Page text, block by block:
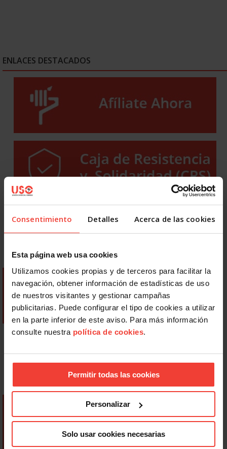
Consentimiento Detalles Acerca de las cookies
Esta página web usa cookies
Utilizamos cookies propias y de terceros para facilitar la
navegación, obtener información de estadísticas de uso
de nuestros visitantes y gestionar campañas
publicitarias. Puede configurar el tipo de cookies a utilizar
en la parte inferior de este aviso. Para más información
consulte nuestra política de cookies.
Permitir todas las cookies
Personalizar
Solo usar cookies necesarias
ENLACES DESTACADOS